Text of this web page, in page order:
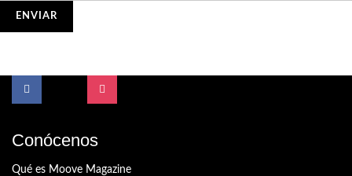
Conócenos
Qué es Moove Magazine